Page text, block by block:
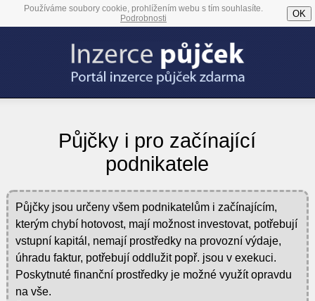
Používáme soubory cookie, prohlížením webu s tím souhlasíte.
Podrobnosti
OK
Půjčky i pro začínající
podnikatele
Půjčky jsou určeny všem podnikatelům i začínajícím,
kterým chybí hotovost, mají možnost investovat, potřebují
vstupní kapitál, nemají prostředky na provozní výdaje,
úhradu faktur, potřebují oddlužit popř. jsou v exekuci.
Poskytnuté finanční prostředky je možné využít opravdu
na vše.